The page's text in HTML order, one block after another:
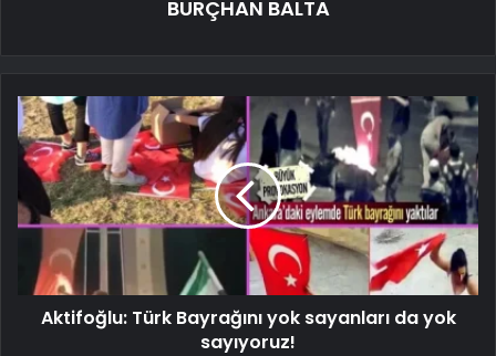
BURÇHAN BALTA
Aktifoğlu: Türk Bayrağını yok sayanları da yok
sayıyoruz!